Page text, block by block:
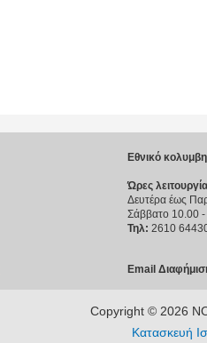
Εθνικό
Ώρες
Δευτέρα έως
Σάββατο 10.00
Τηλ: 2610
Email
Copyright © 2026
Κατασκευή